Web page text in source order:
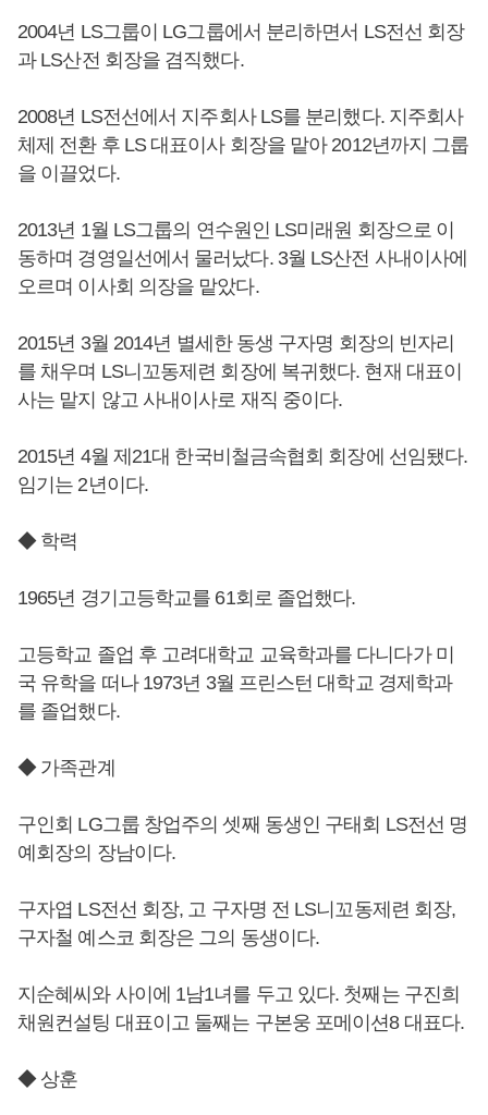
2004년 LS그룹이 LG그룹에서 분리하면서 LS전선 회장
과 LS산전 회장을 겸직했다.
2008년 LS전선에서 지주회사 LS를 분리했다. 지주회사
체제 전환 후 LS 대표이사 회장을 맡아 2012년까지 그룹
을 이끌었다.
2013년 1월 LS그룹의 연수원인 LS미래원 회장으로 이
동하며 경영일선에서 물러났다. 3월 LS산전 사내이사에
오르며 이사회 의장을 맡았다.
2015년 3월 2014년 별세한 동생 구자명 회장의 빈자리
를 채우며 LS니꼬동제련 회장에 복귀했다. 현재 대표이
사는 맡지 않고 사내이사로 재직 중이다.
2015년 4월 제21대 한국비철금속협회 회장에 선임됐다.
임기는 2년이다.
◆ 학력
1965년 경기고등학교를 61회로 졸업했다.
고등학교 졸업 후 고려대학교 교육학과를 다니다가 미
국 유학을 떠나 1973년 3월 프린스턴 대학교 경제학과
를 졸업했다.
◆ 가족관계
구인회 LG그룹 창업주의 셋째 동생인 구태회 LS전선 명
예회장의 장남이다.
구자엽 LS전선 회장, 고 구자명 전 LS니꼬동제련 회장,
구자철 예스코 회장은 그의 동생이다.
지순혜씨와 사이에 1남1녀를 두고 있다. 첫째는 구진희
채원컨설팅 대표이고 둘째는 구본웅 포메이션8 대표다.
◆ 상훈